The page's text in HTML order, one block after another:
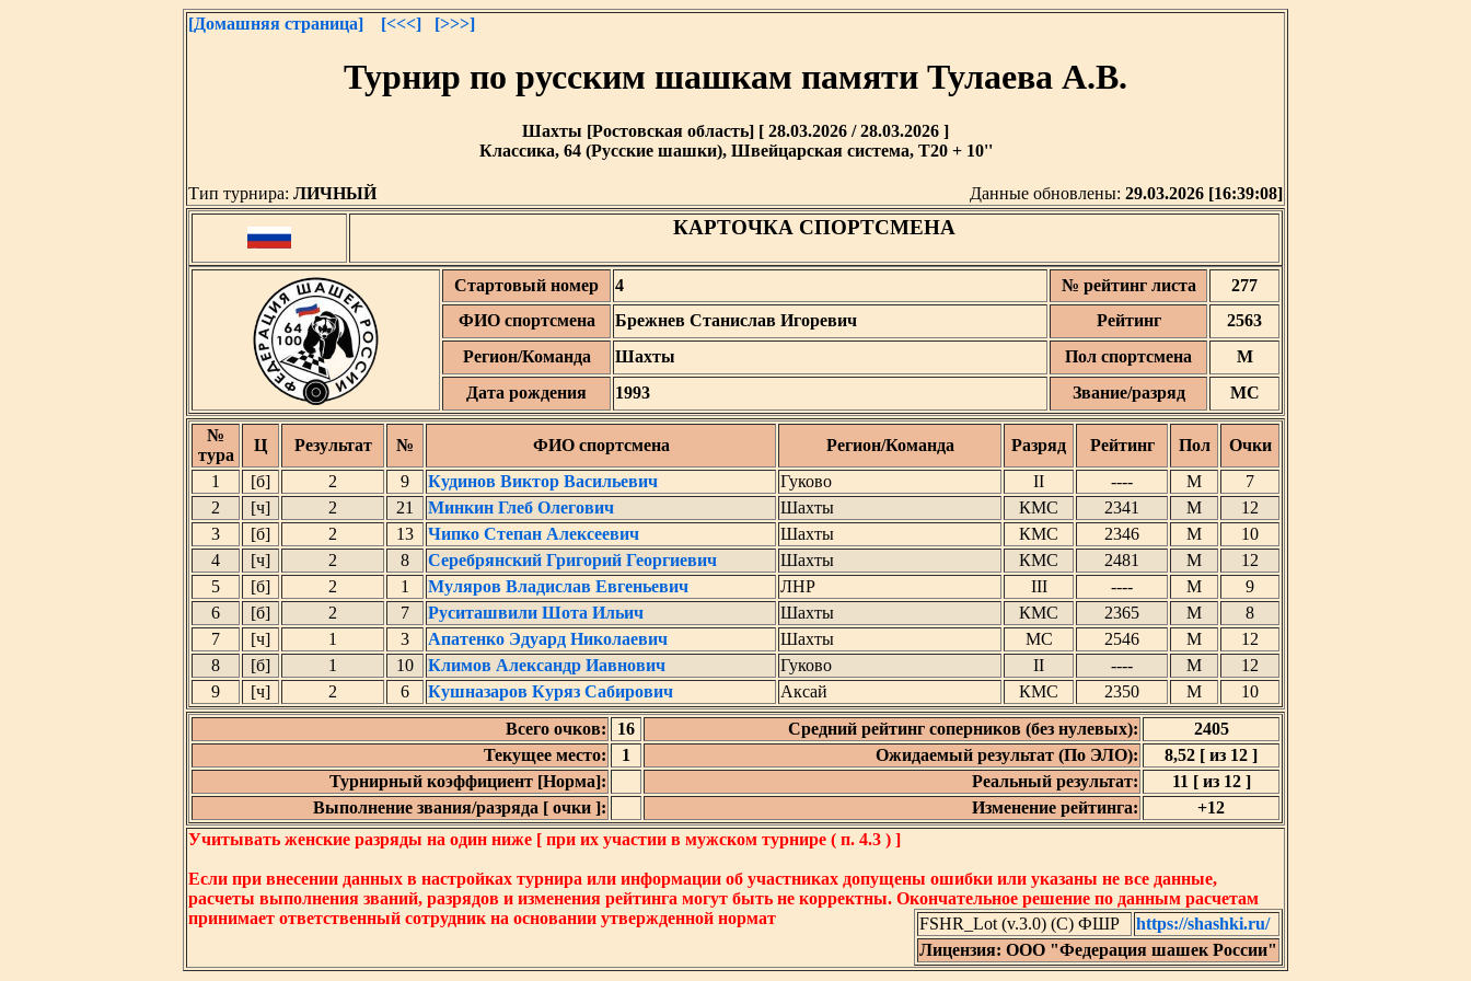
[Домашняя страница] [<<<] [>>>]
Турнир по русским шашкам памяти Тулаева А.В.
Шахты [Ростовская область] [ 28.03.2026 / 28.03.2026 ]
Классика, 64 (Русские шашки), Швейцарская система, T20 + 10''
Тип турнира: ЛИЧНЫЙ Данные обновлены: 29.03.2026 [16:39:08]
КАРТОЧКА СПОРТСМЕНА
Стартовый номер 4 № рейтинг листа
277
ФИО спортсмена
Брежнев Станислав Игоревич Рейтинг
2563
Регион/Команда
Шахты Пол спортсмена
М
Дата рождения
1993 Звание/разряд МС
№
тура
Ц Результат № ФИО спортсмена Регион/Команда Разряд Рейтинг Пол
Очки
1
[б] 2 9 Кудинов Виктор Васильевич Гуково II ---- М
7
2
[ч] 2 21 Минкин Глеб Олегович Шахты КМС 2341 М
12
3
[б] 2 13 Чипко Степан Алексеевич Шахты КМС 2346 М
10
4
[ч] 2 8 Серебрянский Григорий Георгиевич Шахты КМС 2481 М
12
5
[б] 2 1 Муляров Владислав Евгеньевич ЛНР III ---- М
9
6
[б] 2 7 Руситашвили Шота Ильич Шахты КМС 2365 М
8
7
[ч] 1 3 Апатенко Эдуард Николаевич Шахты МС 2546 М
12
8
[б] 1 10 Климов Александр Иавнович Гуково II ---- М
12
9
[ч] 2 6 Кушназаров Куряз Сабирович Аксай КМС 2350 М
10
Всего очков:
16 Средний рейтинг соперников (без нулевых):
2405
Текущее место:
1 Ожидаемый результат (По ЭЛО):
8,52 [ из 12 ]
Турнирный коэффициент [Норма]:
Реальный результат:
11 [ из 12 ]
Выполнение звания/разряда [ очки ]:
Изменение рейтинга:
+12
Учитывать женские разряды на один ниже [ при их участии в мужском турнире ( п. 4.3 ) ]
Если при внесении данных в настройках турнира или информации об участниках допущены ошибки или указаны не все данные,
расчеты выполнения званий, разрядов и изменения рейтинга могут быть не корректны. Окончательное решение по данным расчетам
принимает ответственный сотрудник на основании утвержденной нормат
FSHR_Lot (v.3.0) (C) ФШР
https://shashki.ru/
Лицензия: ООО "Федерация шашек России"